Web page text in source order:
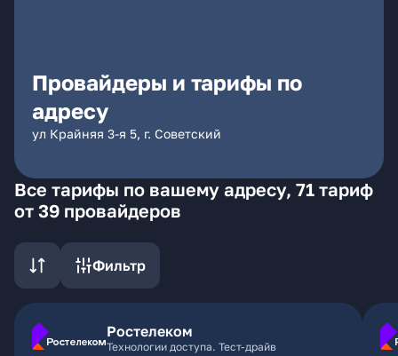
Провайдеры и тарифы по
адресу
ул Крайняя 3-я 5, г. Советский
Все тарифы по вашему адресу, 71 тариф
от 39 провайдеров
Фильтр
Ростелеком
Технологии доступа. Тест-драйв